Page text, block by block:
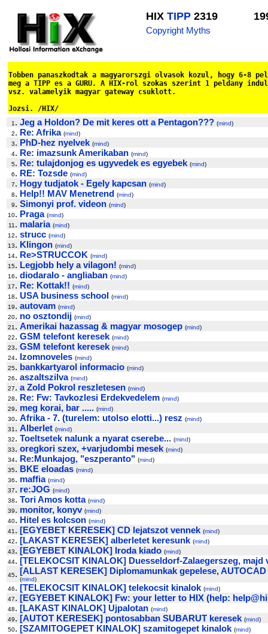
HIX TIPP 2319
Copyright Myths
Tobben panaszkodtak a magyarorszgi olvasok kozul, hogy 6-8
meg a TIPP es a GURU. A HIX-rol szokas szerint 1 peldany
vsz. valamelyik magyar gateway csuklott.
Jozsi. /HIX/
1 . Jeg a Holdon? De mit keres ott a Pentagon??? (mind)
2. Re: Afrika (mind)
3. PhD-hez nyelvek (mind)
4. Re: imazsunk Amerikaban (mind)
5. Re: tulajdonjog es ugyvedek es egyebek (mind)
6. RE: Tozsde (mind)
7. Hogy tudjatok - Egely kapcsan (mind)
8. Help!! MAV Menetrend (mind)
9. Simonyi prof. videon (mind)
10. Praga (mind)
11 . malaria (mind)
12. strucc (mind)
13. Klingon (mind)
14. Re>STRUCCOK (mind)
15. Legjobb hely a vilagon! (mind)
16. diodaralo - angliaban (mind)
17. Re: Kottak!! (mind)
18. USA business school (mind)
19. autovam (mind)
20. no osztondij (mind)
21 . Amerikai hazassag & magyar mosogep (mind)
22. GSM telefont keresek (mind)
23. GSM telefont keresek (mind)
24. Izomnoveles (mind)
25. bankkartyarol informacio (mind)
26. aszaltszilva (mind)
27. a Zold Pokrol reszletesen (mind)
28. Re: Fw: Tavkozlesi Erdekvedelem (mind)
29. meg korai, bar ..... (mind)
30. Afrika - 7. (turelem: utolso elotti...) resz (mind)
31 . Alberlet (mind)
32. Toeltsetek nalunk a nyarat cserebe... (mind)
33. oregkori szex, +varjudombi mesek (mind)
34. Re:Munkajog, "eszperanto" (mind)
35. BKE eloadas (mind)
36. maffia (mind)
37. re:JOG (mind)
38. Tori Amos kotta (mind)
39. monitor, konyv (mind)
40. Hitel es kolcson (mind)
41 . [EGYEBET KERESEK] CD lejatszot vennek (mind)
42. [LAKAST KERESEK] alberletet keresunk (mind)
43. [EGYEBET KINALOK] Iroda kiado (mind)
44. [TELEKOCSIT KINALOK] Duesseldorf-Zalaegerszeg, majd
45. [ALLAST KERESEK] Diplomamunkak gepelese,
(mind)
46. [TELEKOCSIT KINALOK] telekocsit kinalok (mind)
47. [EGYEBET KINALOK] Fw: your letter to HIX (help: help@hi
48. [LAKAST KINALOK] Ujpalotan (mind)
49. [AUTOT KERESEK] pontosabban SUBARUT keresek (mind)
50. [SZAMITOGEPET KINALOK] szamitogepet kinalok (mind)